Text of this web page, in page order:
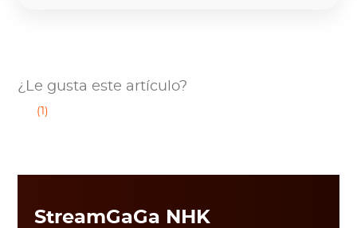
¿Le gusta este artículo?
(1)
StreamGaGa NHK